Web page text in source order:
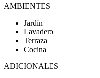
AMBIENTES
Jardín
Lavadero
Terraza
Cocina
ADICIONALES